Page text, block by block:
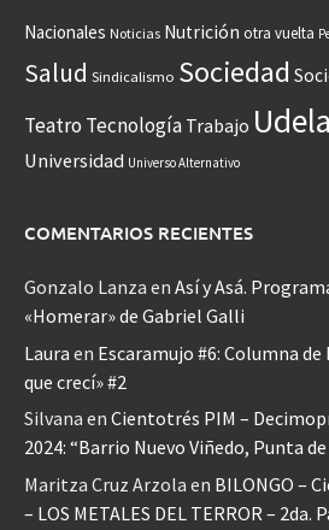
Nacionales Noticias Nutrición otra vuelta
Salud Sindicalismo Sociedad
Teatro Tecnología Trabajo
Universidad Universo Alternativo
COMENTARIOS RECIENTES
Gonzalo Lanza en Así y Asá.
«Homerar» de Gabriel Galli
Laura en Escaramujo #6: Columna
que crecí» #2
Silvana en Cientotrés PIM –
2024: “Barrio Nuevo Viñedo, Punta
Maritza Cruz Arzola en BILONGO –
– LOS METALES DEL TERROR – 2da.